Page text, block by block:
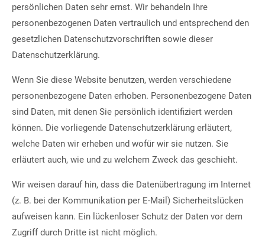
persönlichen Daten sehr ernst. Wir behandeln Ihre
personenbezogenen Daten vertraulich und entsprechend den
gesetzlichen Datenschutzvorschriften sowie dieser
Datenschutzerklärung.
Wenn Sie diese Website benutzen, werden verschiedene
personenbezogene Daten erhoben. Personenbezogene Daten
sind Daten, mit denen Sie persönlich identifiziert werden
können. Die vorliegende Datenschutzerklärung erläutert,
welche Daten wir erheben und wofür wir sie nutzen. Sie
erläutert auch, wie und zu welchem Zweck das geschieht.
Wir weisen darauf hin, dass die Datenübertragung im Internet
(z. B. bei der Kommunikation per E-Mail) Sicherheitslücken
aufweisen kann. Ein lückenloser Schutz der Daten vor dem
Zugriff durch Dritte ist nicht möglich.